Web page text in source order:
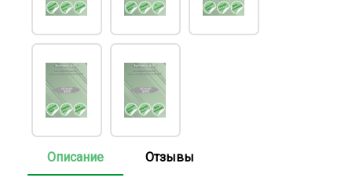
Описание Отзывы